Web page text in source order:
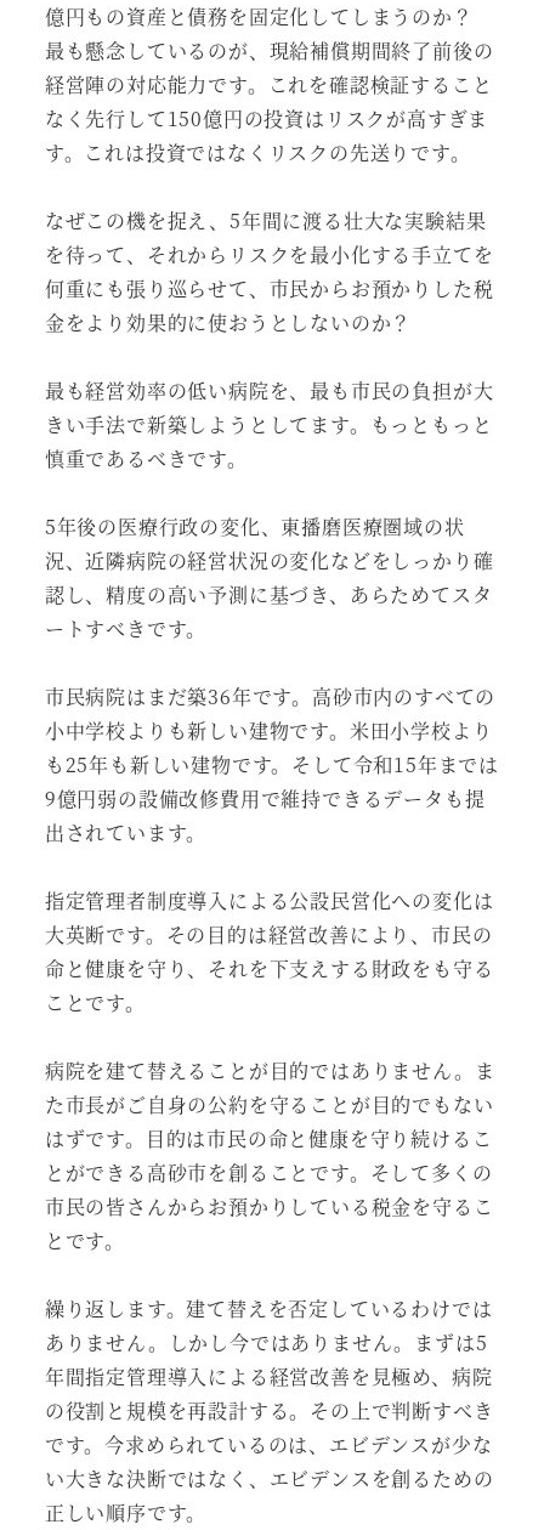
億円もの資産と債務を固定化してしまうのか？
最も懸念しているのが、現給補償期間終了前後の
経営陣の対応能力です。これを確認検証すること
なく先行して150億円の投資はリスクが高すぎま
す。これは投資ではなくリスクの先送りです。
なぜこの機を捉え、5年間に渡る壮大な実験結果
を待って、それからリスクを最小化する手立てを
何重にも張り巡らせて、市民からお預かりした税
金をより効果的に使おうとしないのか？
最も経営効率の低い病院を、最も市民の負担が大
きい手法で新築しようとしてます。もっともっと
慎重であるべきです。
5年後の医療行政の変化、東播磨医療圏域の状
況、近隣病院の経営状況の変化などをしっかり確
認し、精度の高い予測に基づき、あらためてスタ
ートすべきです。
市民病院はまだ築36年です。高砂市内のすべての
小中学校よりも新しい建物です。米田小学校より
も25年も新しい建物です。そして令和15年までは
9億円弱の設備改修費用で維持できるデータも提
出されています。
指定管理者制度導入による公設民営化への変化は
大英断です。その目的は経営改善により、市民の
命と健康を守り、それを下支えする財政をも守る
ことです。
病院を建て替えることが目的ではありません。ま
た市長がご自身の公約を守ることが目的でもない
はずです。目的は市民の命と健康を守り続けるこ
とができる高砂市を創ることです。そして多くの
市民の皆さんからお預かりしている税金を守るこ
とです。
繰り返します。建て替えを否定しているわけでは
ありません。しかし今ではありません。まずは5
年間指定管理導入による経営改善を見極め、病院
の役割と規模を再設計する。その上で判断すべき
です。今求められているのは、エビデンスが少な
い大きな決断ではなく、エビデンスを創るための
正しい順序です。